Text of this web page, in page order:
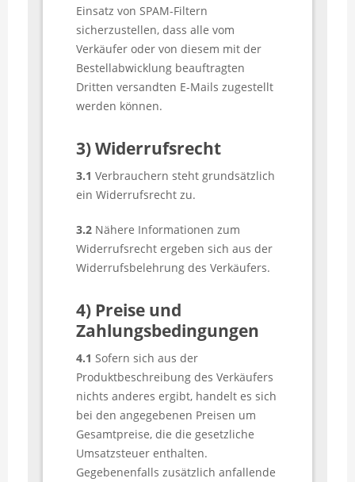
Einsatz von SPAM-Filtern
sicherzustellen, dass alle vom
Verkäufer oder von diesem mit der
Bestellabwicklung beauftragten
Dritten versandten E-Mails zugestellt
werden können.
3) Widerrufsrecht
3.1 Verbrauchern steht grundsätzlich
ein Widerrufsrecht zu.
3.2Nähere Informationen zum
Widerrufsrecht ergeben sich aus der
Widerrufsbelehrung des Verkäufers.
4) Preise und
Zahlungsbedingungen
4.1 Sofern sich aus der
Produktbeschreibung des Verkäufers
nichts anderes ergibt, handelt es sich
bei den angegebenen Preisen um
Gesamtpreise, die die gesetzliche
Umsatzsteuer enthalten.
Gegebenenfalls zusätzlich anfallende